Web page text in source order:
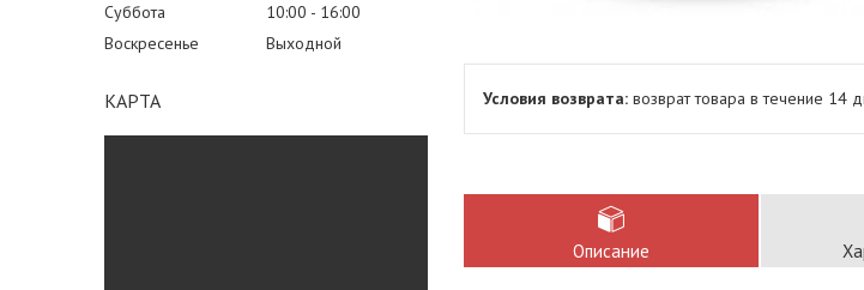
Суббота
10:00
16:00
Воскресенье
Выходной
КАРТА возврат товара в течение 14
Описание